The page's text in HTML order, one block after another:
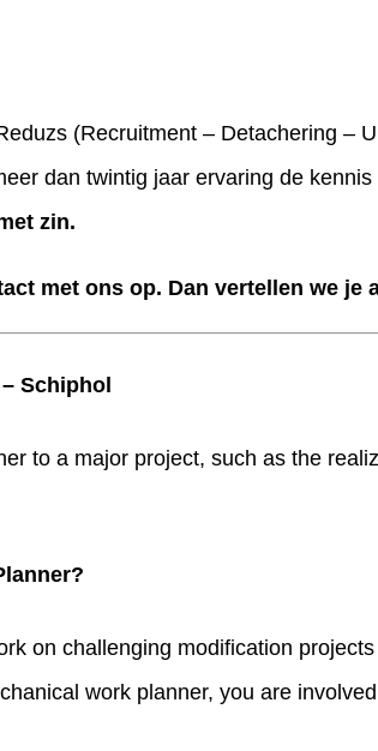
(Recruitment – Detachering –
dan twintig jaar ervaring de
zin.
met ons op. Dan vertellen we je
Schiphol
to a major project, such as the
on challenging modification
work planner, you are